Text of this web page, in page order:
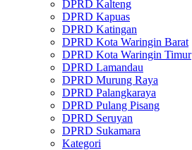
DPRD Kalteng
DPRD Kapuas
DPRD Katingan
DPRD Kota Waringin Barat
DPRD Kota Waringin Timur
DPRD Lamandau
DPRD Murung Raya
DPRD Palangkaraya
DPRD Pulang Pisang
DPRD Seruyan
DPRD Sukamara
Kategori